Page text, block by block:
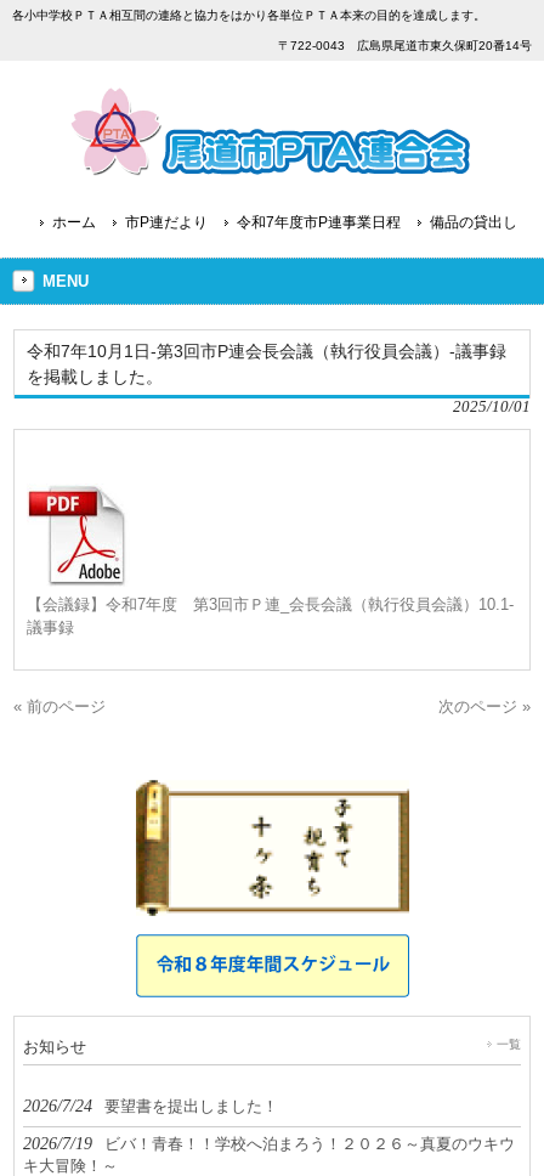
各小中学校ＰＴＡ相互間の連絡と協力をはかり各単位ＰＴＡ本来の目的を達成します。
〒722-0043 広島県尾道市東久保町20番14号
ホーム 市P連だより 令和7年度市P連事業日程 備品の貸出し
MENU
令和7年10月1日-第3回市P連会長会議（執行役員会議）-議事録
を掲載しました。
2025/10/01
【会議録】令和7年度 第3回市Ｐ連_会長会議（執行役員会議）10.1-
議事録
« 前のページ 次のページ »
お知らせ 一覧
2026/7/24 要望書を提出しました！
2026/7/19
ビバ！青春！！学校へ泊まろう！２０２６～真夏のウキウ
キ大冒険！～